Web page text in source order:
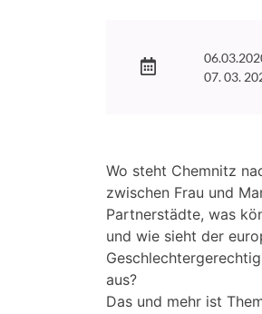
07. 03.
Wo steht Chemnitz
zwischen Frau und
Partnerstädte, was
und wie sieht der
aus?
Das und mehr ist